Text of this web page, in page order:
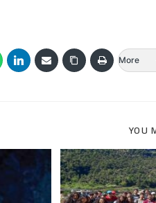
More
YOU